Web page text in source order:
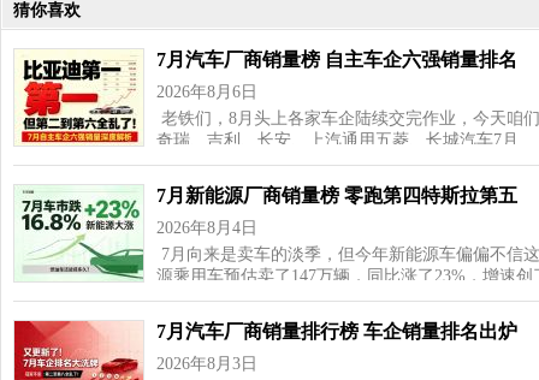
猜你喜欢
7月汽车厂商销量榜 自主车企六强销量排名
2026年8月6日
老铁们，8月头上各家车企陆续交完作业，今天
奇瑞、吉利、长安、上汽通用五菱、长城汽车7月…
7月新能源厂商销量榜 零跑第四特斯拉第五
2026年8月4日
7月向来是卖车的淡季，但今年新能源车偏偏不信
源乘用车预估卖了147万辆，同比涨了23%，增速
7月汽车厂商销量排行榜 车企销量排名出炉
2026年8月3日